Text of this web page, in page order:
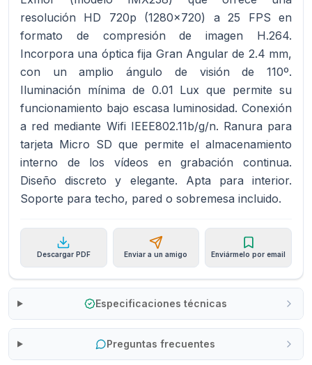
resolución HD 720p (1280x720) a 25 FPS en
formato de compresión de imagen H.264.
Incorpora una óptica fija Gran Angular de 2.4 mm,
con un amplio ángulo de visión de 110º.
Iluminación mínima de 0.01 Lux que permite su
funcionamiento bajo escasa luminosidad. Conexión
a red mediante Wifi IEEE802.11b/g/n. Ranura para
tarjeta Micro SD que permite el almacenamiento
interno de los vídeos en grabación continua.
Diseño discreto y elegante. Apta para interior.
Soporte para techo, pared o sobremesa incluido.
Descargar PDF Enviar a un amigo Enviármelo por email
Especificaciones técnicas
Preguntas frecuentes